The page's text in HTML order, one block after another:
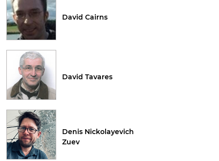
David Cairns
David Tavares
Denis Nickolayevich
Zuev